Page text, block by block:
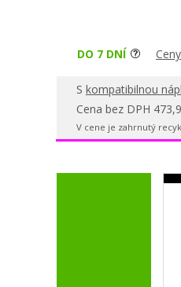
DO 7 DNÍ
S kompatibilnou
Cena bez DPH
V cene je zahrnutý